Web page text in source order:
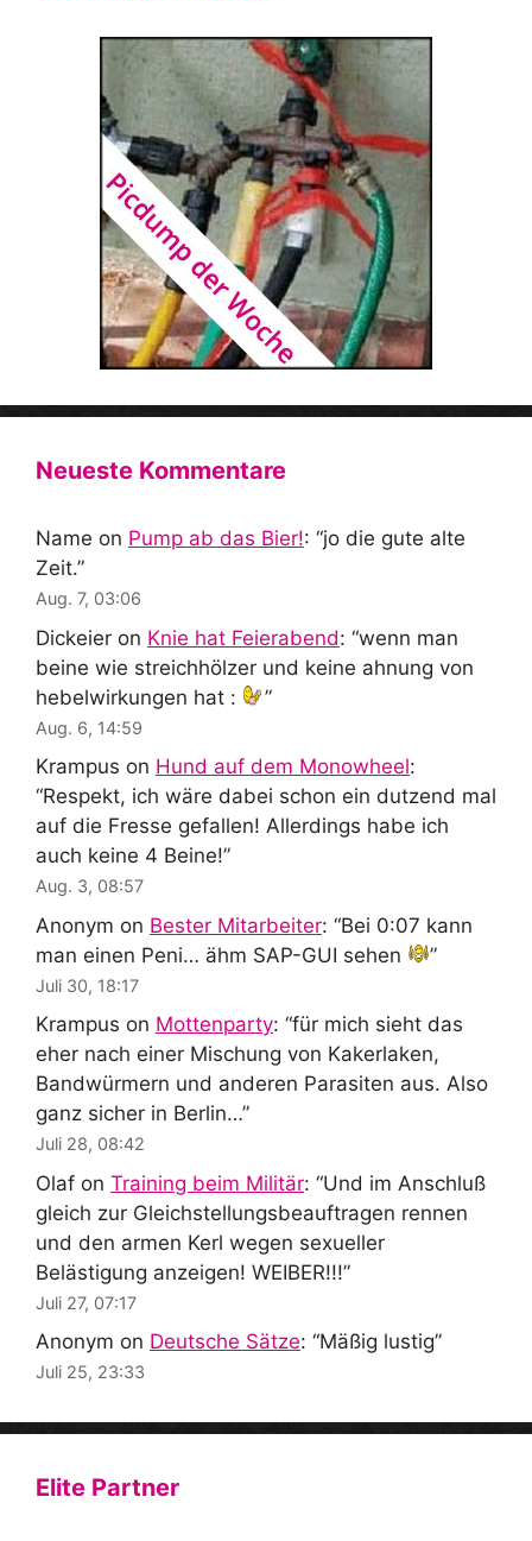
Neueste Kommentare
Name on Pump ab das Bier!: “jo die gute alte
Zeit.”
Aug. 7, 03:06
Dickeier on Knie hat Feierabend: “wenn man
beine wie streichhölzer und keine ahnung von
hebelwirkungen hat :
”
Aug. 6, 14:59
Krampus on Hund auf dem Monowheel:
“Respekt, ich wäre dabei schon ein dutzend mal
auf die Fresse gefallen! Allerdings habe ich
auch keine 4 Beine!”
Aug. 3, 08:57
Anonym on Bester Mitarbeiter: “Bei 0:07 kann
man einen Peni… ähm SAP-GUI sehen
”
Juli 30, 18:17
Krampus on Mottenparty: “für mich sieht das
eher nach einer Mischung von Kakerlaken,
Bandwürmern und anderen Parasiten aus. Also
ganz sicher in Berlin…”
Juli 28, 08:42
Olaf on Training beim Militär: “Und im Anschluß
gleich zur Gleichstellungsbeauftragen rennen
und den armen Kerl wegen sexueller
Belästigung anzeigen! WEIBER!!!”
Juli 27, 07:17
Anonym on Deutsche Sätze: “Mäßig lustig”
Juli 25, 23:33
Elite Partner